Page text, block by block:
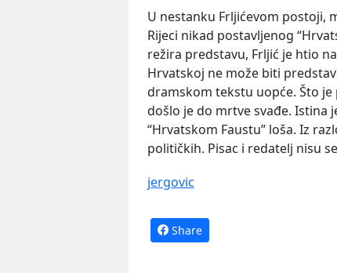
U nestanku Frljićevom postoji,
Rijeci nikad postavljenog
režira predstavu, Frljić je htio
Hrvatskoj ne može biti
dramskom tekstu uopće. Što
došlo je do mrtve svađe. Istina
“Hrvatskom Faustu” loša. Iz
političkih. Pisac i redatelj nisu
jergovic
Share